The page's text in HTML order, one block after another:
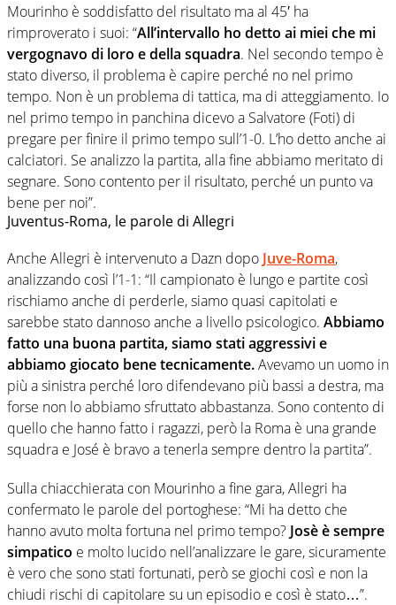
Mourinho è soddisfatto del risultato ma al 45′ ha
rimproverato i suoi: “All’intervallo ho detto ai miei che mi
vergognavo di loro e della squadra. Nel secondo tempo è
stato diverso, il problema è capire perché no nel primo
tempo. Non è un problema di tattica, ma di atteggiamento. Io
nel primo tempo in panchina dicevo a Salvatore (Foti) di
pregare per finire il primo tempo sull’1-0. L’ho detto anche ai
calciatori. Se analizzo la partita, alla fine abbiamo meritato di
segnare. Sono contento per il risultato, perché un punto va
bene per noi”.
Juventus-Roma, le parole di Allegri
Anche Allegri è intervenuto a Dazn dopo Juve-Roma,
analizzando così l’1-1: “Il campionato è lungo e partite così
rischiamo anche di perderle, siamo quasi capitolati e
sarebbe stato dannoso anche a livello psicologico. Abbiamo
fatto una buona partita, siamo stati aggressivi e
abbiamo giocato bene tecnicamente.Avevamo un uomo in
più a sinistra perché loro difendevano più bassi a destra, ma
forse non lo abbiamo sfruttato abbastanza. Sono contento di
quello che hanno fatto i ragazzi, però la Roma è una grande
squadra e José è bravo a tenerla sempre dentro la partita”.
Sulla chiacchierata con Mourinho a fine gara, Allegri ha
confermato le parole del portoghese: “Mi ha detto che
hanno avuto molta fortuna nel primo tempo? Josè è sempre
simpatico e molto lucido nell’analizzare le gare, sicuramente
è vero che sono stati fortunati, però se giochi così e non la
chiudi rischi di capitolare su un episodio e così è stato…”.